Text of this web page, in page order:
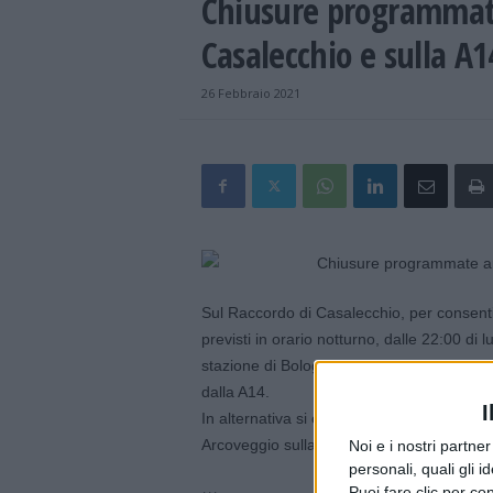
Noi e i nostri
personali, quali gli
Chiusure
Casalecchio e sulla
26 Febbraio 2021
Sul Raccordo di Casalecchio, per
previsti in orario notturno, dalle 22:00 di
stazione di Bologna Casalecchio, in
dalla A14.
In alternativa si consiglia di utilizzare la
Arcoveggio sulla A13 Bologna-Padova.